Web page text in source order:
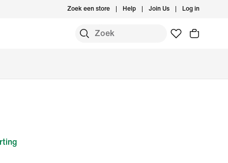
Zoek een store Help Join Us Log in